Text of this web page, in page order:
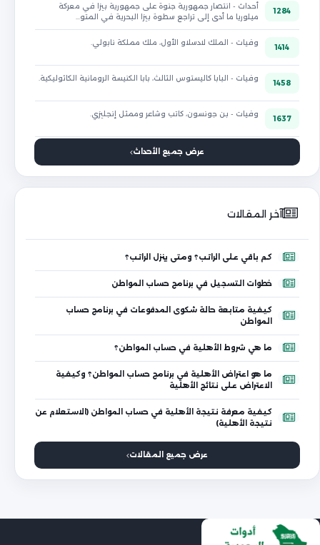
1284
أحداث - انتصار جمهورية جنوة على جمهورية بيزا في معركة
ميلوريا ما أدى إلى تراجع سطوة بيزا البحرية في المتو…
1414
وفيات - الملك لادسلاو الأول، ملك مملكة نابولي.
1458
وفيات - البابا كاليستوس الثالث، بابا الكنيسة الرومانية الكاثوليكية.
1637
وفيات - بن جونسون، كاتب وشاعر وممثل إنجليزي.
عرض جميع الأحداث
آخر المقالات
كم باقي على الراتب؟ ومتى ينزل الراتب؟
خطوات التسجيل في برنامج حساب المواطن
كيفية متابعة حالة شكوى المدفوعات في برنامج حساب
المواطن
ما هي شروط الأهلية في حساب المواطن؟
ما هو اعتراض الأهلية في برنامج حساب المواطن؟ وكيفية
الاعتراض على نتائج الأهلية
كيفية معرفة نتيجة الأهلية في حساب المواطن (الاستعلام عن
نتيجة الأهلية)
عرض جميع المقالات